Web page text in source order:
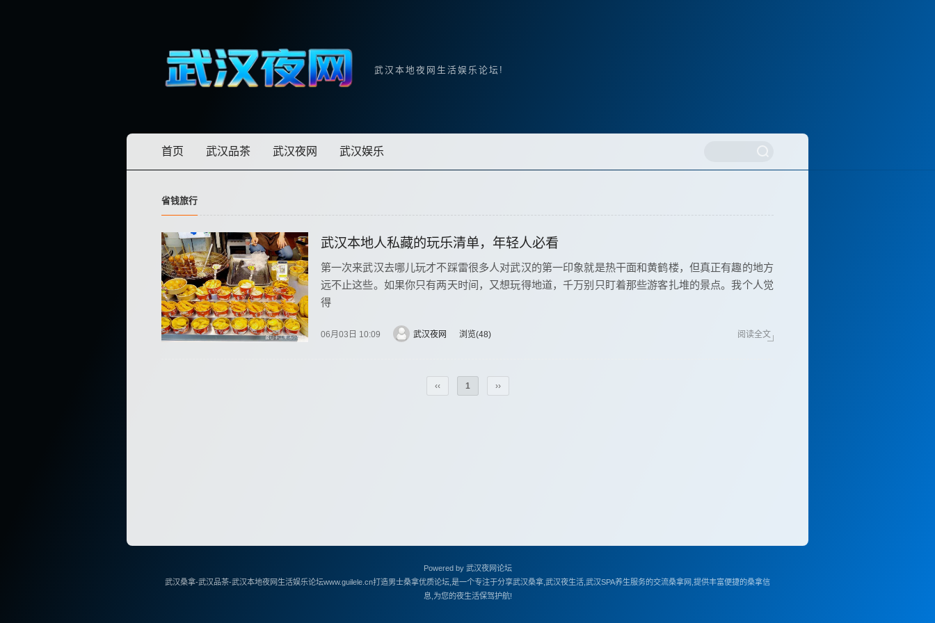
武汉本地夜网生活娱乐论坛!
首页 武汉品茶 武汉夜网 武汉娱乐
省钱旅行
武汉本地人私藏的玩乐清单，年轻人必看
第一次来武汉去哪儿玩才不踩雷很多人对武汉的第一印象就是热干面和黄鹤楼，但真正有趣的地方
远不止这些。如果你只有两天时间，又想玩得地道，千万别只盯着那些游客扎堆的景点。我个人觉
得
06月03日 10:09 武汉夜网 浏览 48 阅读全文
‹‹ 1 ››
Powered by 武汉夜网论坛
武汉桑拿-武汉品茶-武汉本地夜网生活娱乐论坛www.guilele.cn打造男士桑拿优质论坛,是一个专注于分享武汉桑拿,武汉夜生活,武汉SPA养生服务的交流桑拿网,提供丰富便捷的桑拿信
息,为您的夜生活保驾护航!